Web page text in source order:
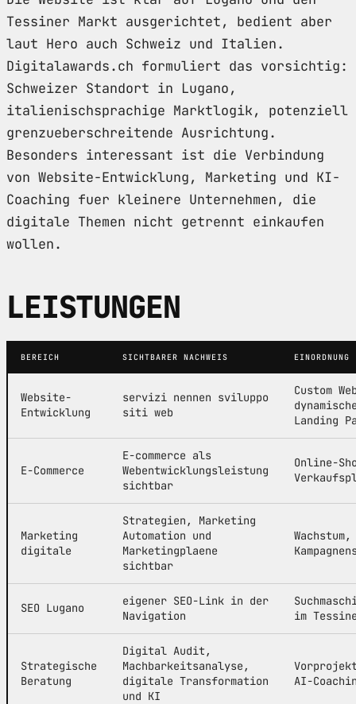
Tessiner Markt ausgerichtet, bedient aber
laut Hero auch Schweiz und Italien.
Digitalawards.ch formuliert das vorsichtig:
Schweizer Standort in Lugano,
italienischsprachige Marktlogik, potenziell
grenzueberschreitende Ausrichtung.
Besonders interessant ist die Verbindung
von Website-Entwicklung, Marketing und KI-
Coaching fuer kleinere Unternehmen, die
digitale Themen nicht getrennt einkaufen
wollen.
LEISTUNGEN
BEREICH SICHTBARER NACHWEIS EINORDNUNG
Website-
Entwicklung
servizi nennen sviluppo
siti web
Custom
Landing
E-Commerce
E-commerce als
Webentwicklungsleistung
sichtbar
Online-
Marketing
digitale
Strategien, Marketing
Automation und
Marketingplaene
sichtbar
SEO Lugano
eigener SEO-Link in der
Navigation
im
Strategische
Beratung
Digital Audit,
Machbarkeitsanalyse,
digitale Transformation
und KI
AI-